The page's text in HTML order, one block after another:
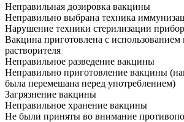
Неправильная дозировка вакцины
Неправильно выбрана техника
Нарушение техники стерилизации
Вакцина приготовлена с использованием
растворителя
Неправильное разведение вакцины
Неправильно приготовление вакцины
была перемешана перед употреблением)
Загрязнение вакцины
Неправильное хранение вакцины
Не были приняты во внимание